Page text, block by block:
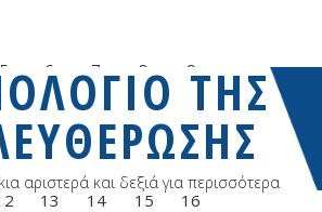
5 6 7 8 9
13 14 15 16
ΤΗΣ
αριστερά και δεξιά για περισσότερα